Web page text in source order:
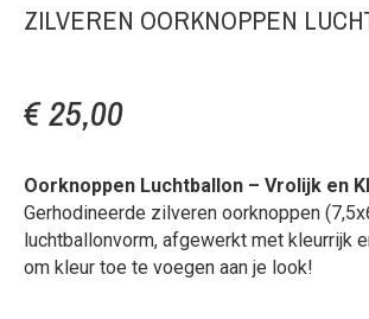
ZILVEREN OORKNOPPEN
€ 25,00
Oorknoppen Luchtballon – Vrolijk en
Gerhodineerde zilveren oorknoppen
luchtballonvorm, afgewerkt met kleurrijk
om kleur toe te voegen aan je look!